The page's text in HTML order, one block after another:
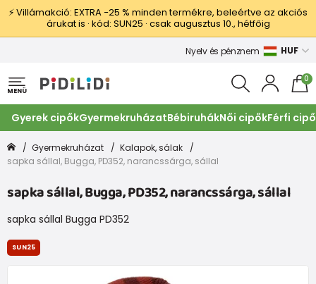
⚡ Villámakció: EXTRA −25 % minden termékre, beleértve az akciós
árukat is · kód: SUN25 · csak augusztus 10., hétfőig
Nyelv és pénznem HUF
MENÜ
0
Gyerek cipőkGyermekruházatBébiruhákNői cipőkFérfi
Gyermekruházat
Kalapok, sálak
sapka sállal, Bugga, PD352, narancssárga, sállal
sapka sállal, Bugga, PD352, narancssárga, sállal
sapka sállal Bugga PD352
SUN25